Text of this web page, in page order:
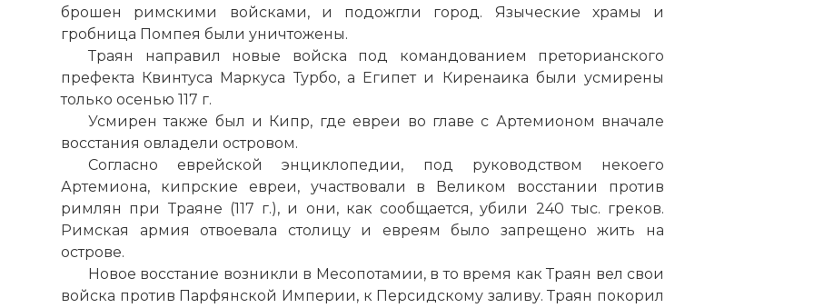
брошен римскими войсками, и подожгли город. Языческие храмы и
гробница Помпея были уничтожены.
Траян направил новые войска под командованием преторианского
префекта Квинтуса Маркуса Турбо, а Египет и Киренаика были усмирены
только осенью 117 г.
Усмирен также был и Кипр, где евреи во главе с Артемионом вначале
восстания овладели островом.
Согласно еврейской энциклопедии, под руководством некоего
Артемиона, кипрские евреи, участвовали в Великом восстании против
римлян при Траяне (117 г.), и они, как сообщается, убили 240 тыс. греков.
Римская армия отвоевала столицу и евреям было запрещено жить на
острове.
Новое восстание возникли в Месопотамии, в то время как Траян вел свои
войска против Парфянской Империи, к Персидскому заливу. Траян покорил